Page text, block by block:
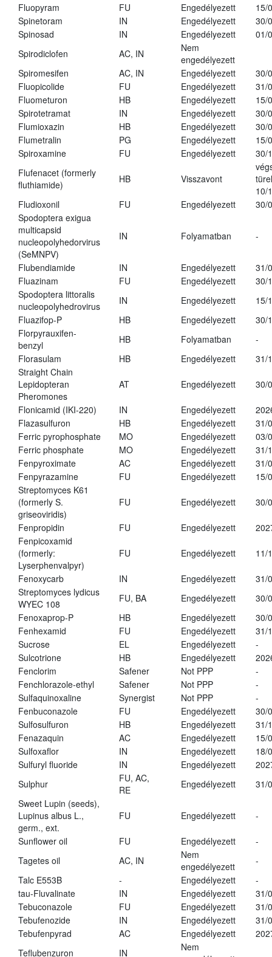
Fluopyram
FU Engedélyezett
15/
Spinetoram
IN Engedélyezett
30/
Spinosad
IN Engedélyezett
01/
Spirodiclofen
AC, IN
Nem
engedélyezett
Spiromesifen
AC, IN Engedélyezett
30/
Fluopicolide
FU Engedélyezett
31/
Fluometuron
HB Engedélyezett
15/
Spirotetramat
IN Engedélyezett
30/
Flumioxazin
HB Engedélyezett
30/
Flumetralin
PG Engedélyezett
15/
Spiroxamine
FU Engedélyezett
30/
Flufenacet (formerly
fluthiamide)
HB Visszavont
10/
Fludioxonil
FU Engedélyezett
30/
Spodoptera exigua
multicapsid
nucleopolyhedorvirus
(SeMNPV)
IN Folyamatban -
Flubendiamide IN Engedélyezett
31/
Fluazinam
FU Engedélyezett
30/
Spodoptera littoralis
nucleopolyhedrovirus
IN Engedélyezett
15/
Fluazifop-P
HB Engedélyezett
30/
Florpyrauxifen-
benzyl
HB Folyamatban
-
Florasulam
HB Engedélyezett
31/
Straight Chain
Lepidopteran
Pheromones
AT Engedélyezett 30/
Flonicamid (IKI-220) IN Engedélyezett
Flazasulfuron
HB Engedélyezett
31/
Ferric pyrophosphate
MO Engedélyezett
03/
Ferric phosphate
MO Engedélyezett
31/
Fenpyroximate
AC Engedélyezett
31/
Fenpyrazamine
FU Engedélyezett
15/
Streptomyces K61
(formerly S.
griseoviridis)
FU Engedélyezett 30/
Fenpropidin FU Engedélyezett
Fenpicoxamid
(formerly:
Lyserphenvalpyr)
FU Engedélyezett 11/
Fenoxycarb IN Engedélyezett
31/
Streptomyces lydicus
WYEC 108
FU, BA Engedélyezett
30/
Fenoxaprop-P
HB Engedélyezett
30/
Fenhexamid
FU Engedélyezett
31/
Sucrose
EL Engedélyezett
-
Sulcotrione
HB Engedélyezett
Fenclorim
Safener Not PPP
-
Fenchlorazole-ethyl
Safener Not PPP
-
Sulfaquinoxaline
Synergist Not PPP
-
Fenbuconazole
FU Engedélyezett
30/
Sulfosulfuron
HB Engedélyezett
31/
Fenazaquin
AC Engedélyezett
15/
Sulfoxaflor
IN Engedélyezett
18/
Sulfuryl fluoride
IN Engedélyezett
Sulphur
FU, AC,
RE
Engedélyezett
31/
Sweet Lupin (seeds),
Lupinus albus L.,
germ., ext.
FU Engedélyezett -
Sunflower oil FU Engedélyezett
-
Tagetes oil
AC, IN
Nem
engedélyezett
-
Talc E553B
- Engedélyezett
-
tau-Fluvalinate
IN Engedélyezett
31/
Tebuconazole
FU Engedélyezett
31/
Tebufenozide
IN Engedélyezett
31/
Tebufenpyrad
AC Engedélyezett
Teflubenzuron
IN
Nem